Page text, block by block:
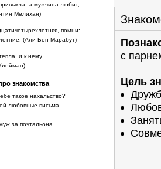
а мужчина любит,
Мелихан)
помни:
(Али Бен Марабут)
и к нему
знакомства
такое нахальство?
любовные письма...
за почтальона.
с
Цель